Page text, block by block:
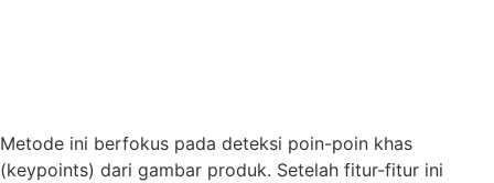
Metode ini berfokus pada deteksi poin-poin khas
(keypoints) dari gambar produk. Setelah fitur-fitur ini